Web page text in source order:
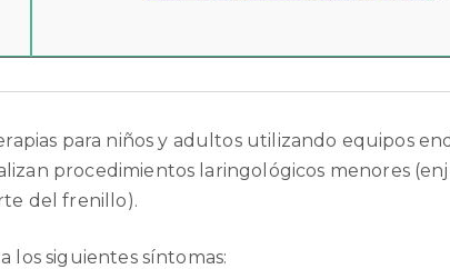
para niños y adultos utilizando equipos
procedimientos laringológicos menores
del frenillo).
los siguientes síntomas: